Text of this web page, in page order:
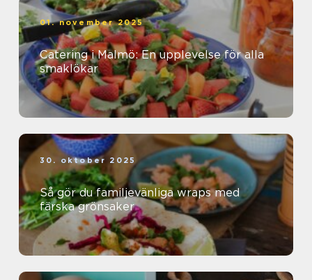
01. november 2025
Catering i Malmö: En upplevelse för alla
smaklökar
30. oktober 2025
Så gör du familjevänliga wraps med
färska grönsaker